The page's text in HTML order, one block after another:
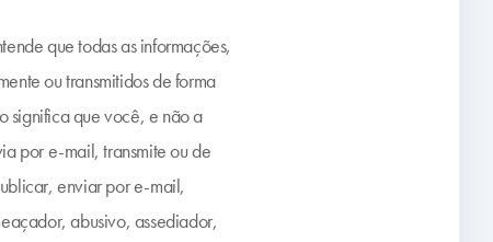
que todas as informações,
ou transmitidos de forma
significa que você, e não a
por e-mail, transmite ou de
enviar por e-mail,
abusivo, assediador,